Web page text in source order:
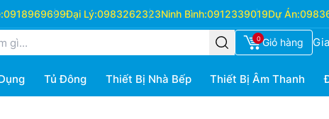
0918969699Đại Lý:0983262323Ninh Bình:0912339019Dự Án:
0 Giỏ hàng
Tủ Đông Thiết Bị Nhà Bếp Thiết Bị Âm Thanh